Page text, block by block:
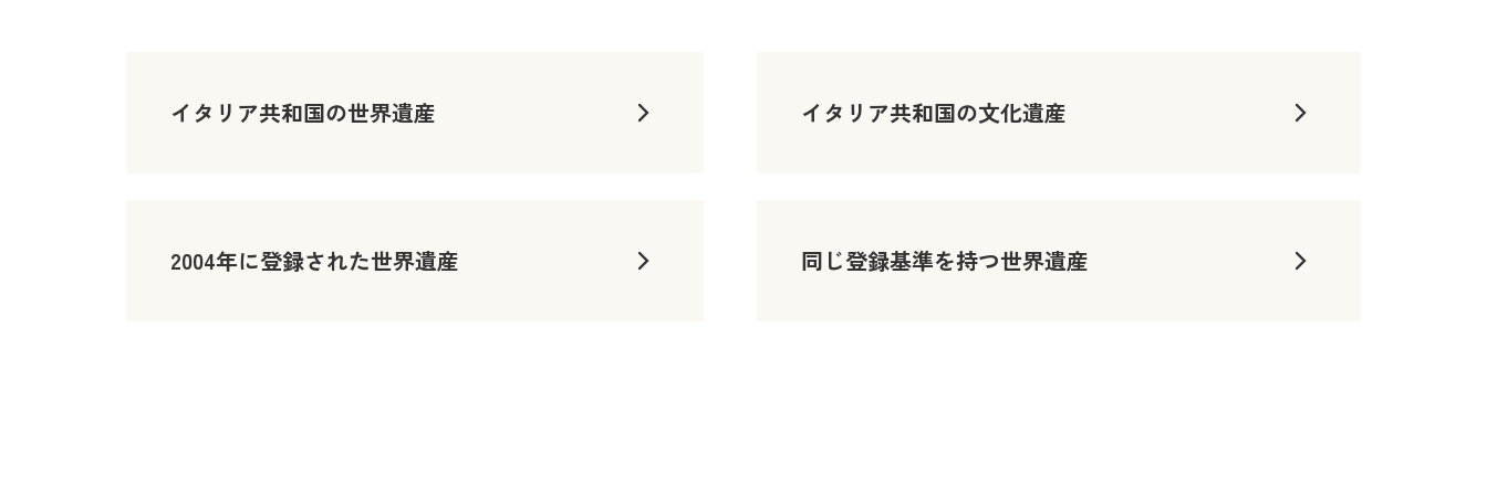
イタリア共和国の世界遺産 イタリア共和国の文化遺産
2004年に登録された世界遺産 同じ登録基準を持つ世界遺産